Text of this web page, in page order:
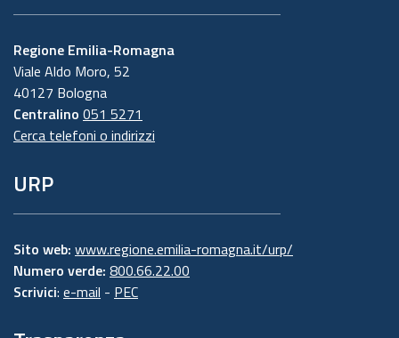
Regione Emilia-Romagna
Viale Aldo Moro, 52
40127 Bologna
Centralino 051 5271
Cerca telefoni o indirizzi
URP
Sito web: www.regione.emilia-romagna.it/urp/
Numero verde: 800.66.22.00
Scrivici: e-mail - PEC